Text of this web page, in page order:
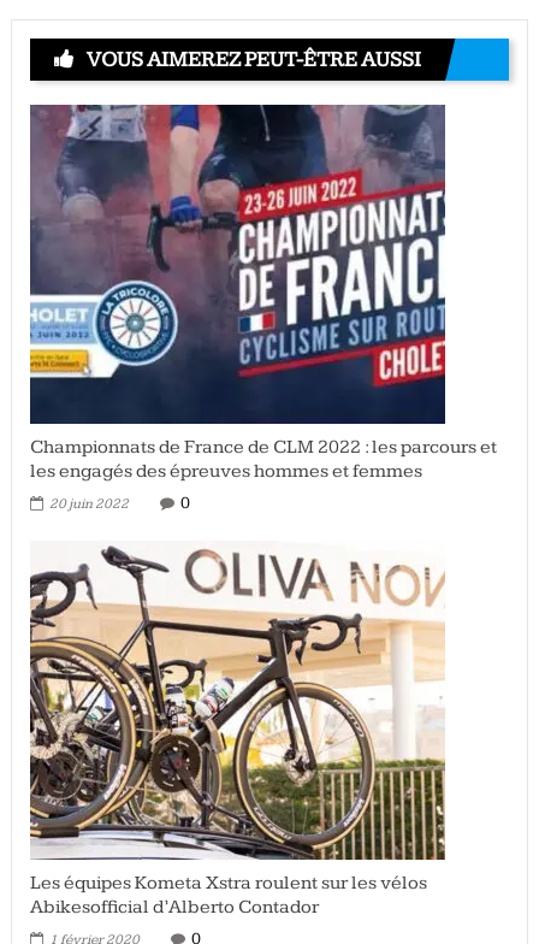
VOUS AIMEREZ PEUT-ÊTRE AUSSI
Championnats de France de CLM 2022 : les parcours et
les engagés des épreuves hommes et femmes
20 juin 2022 0
Les équipes Kometa Xstra roulent sur les vélos
Abikesofficial d’Alberto Contador
1 février 2020 0